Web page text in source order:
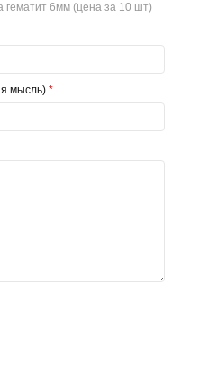
гематит 6мм (цена за 10 шт)
*
мысль)